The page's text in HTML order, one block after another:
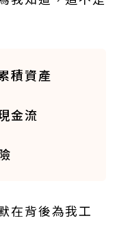
積資產
金流
在背後為我工